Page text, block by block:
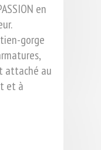
en
gorge
attaché au
et à